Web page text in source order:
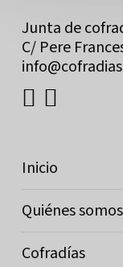
Junta de
C/ Pere
Inicio
Quiénes somos
Cofradías